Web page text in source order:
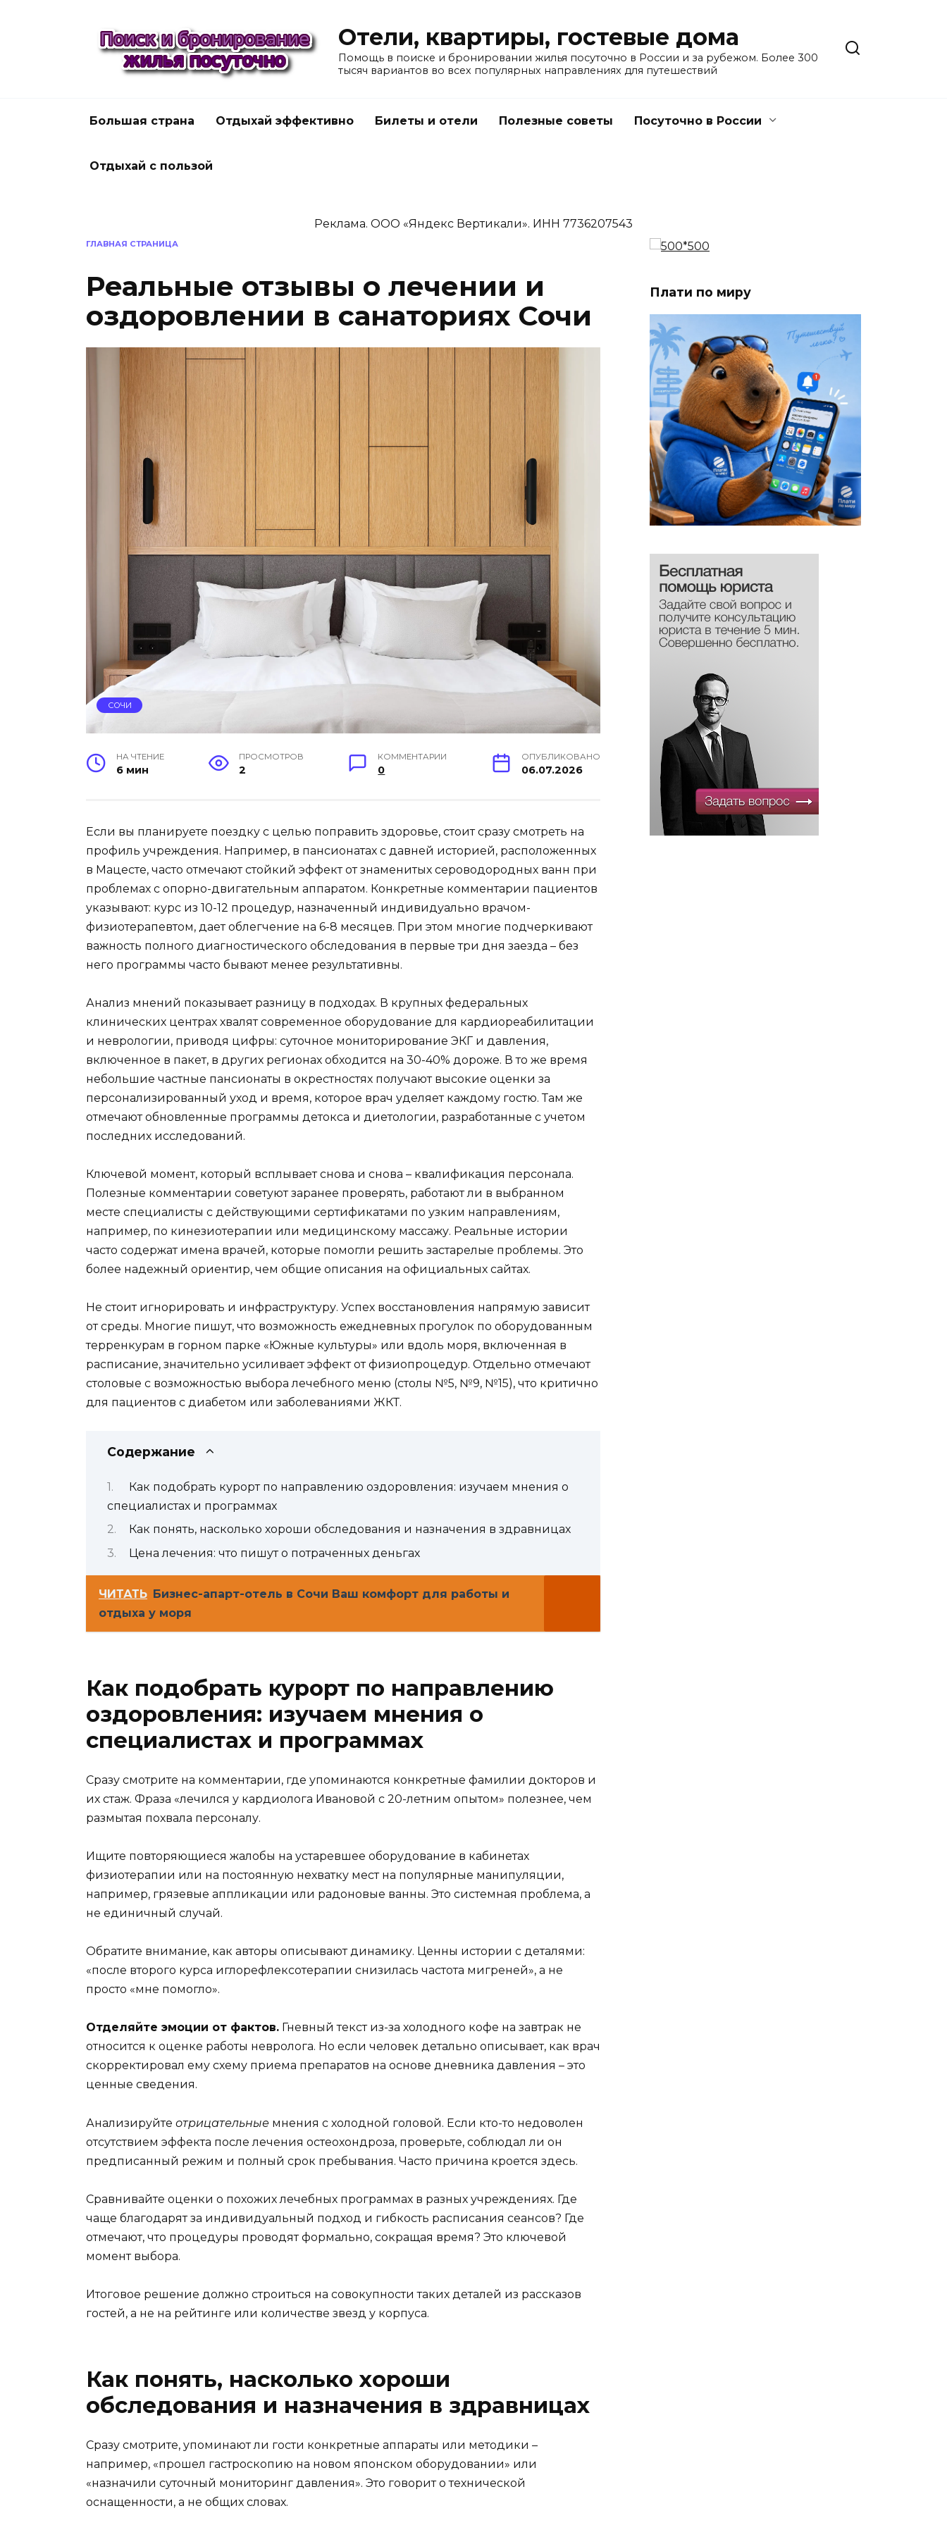
Отели, квартиры, гостевые дома
Помощь в поиске и бронировании жилья посуточно в России и за рубежом. Более 300
тысяч вариантов во всех популярных направлениях для путешествий
Большая страна Отдыхай эффективно Билеты и отели Полезные советы Посуточно в России
Отдыхай с пользой
Реклама. ООО «Яндекс Вертикали». ИНН 7736207543
ГЛАВНАЯ СТРАНИЦА
Реальные отзывы о лечении и
оздоровлении в санаториях Сочи
СОЧИ
НА ЧТЕНИЕ
6 мин
ПРОСМОТРОВ
2
КОММЕНТАРИИ
0
ОПУБЛИКОВАНО
06.07.2026
Если вы планируете поездку с целью поправить здоровье, стоит сразу смотреть на
профиль учреждения. Например, в пансионатах с давней историей, расположенных
в Мацесте, часто отмечают стойкий эффект от знаменитых сероводородных ванн при
проблемах с опорно-двигательным аппаратом. Конкретные комментарии пациентов
указывают: курс из 10-12 процедур, назначенный индивидуально врачом-
физиотерапевтом, дает облегчение на 6-8 месяцев. При этом многие подчеркивают
важность полного диагностического обследования в первые три дня заезда – без
него программы часто бывают менее результативны.
Анализ мнений показывает разницу в подходах. В крупных федеральных
клинических центрах хвалят современное оборудование для кардиореабилитации
и неврологии, приводя цифры: суточное мониторирование ЭКГ и давления,
включенное в пакет, в других регионах обходится на 30-40% дороже. В то же время
небольшие частные пансионаты в окрестностях получают высокие оценки за
персонализированный уход и время, которое врач уделяет каждому гостю. Там же
отмечают обновленные программы детокса и диетологии, разработанные с учетом
последних исследований.
Ключевой момент, который всплывает снова и снова – квалификация персонала.
Полезные комментарии советуют заранее проверять, работают ли в выбранном
месте специалисты с действующими сертификатами по узким направлениям,
например, по кинезиотерапии или медицинскому массажу. Реальные истории
часто содержат имена врачей, которые помогли решить застарелые проблемы. Это
более надежный ориентир, чем общие описания на официальных сайтах.
Не стоит игнорировать и инфраструктуру. Успех восстановления напрямую зависит
от среды. Многие пишут, что возможность ежедневных прогулок по оборудованным
терренкурам в горном парке «Южные культуры» или вдоль моря, включенная в
расписание, значительно усиливает эффект от физиопроцедур. Отдельно отмечают
столовые с возможностью выбора лечебного меню (столы №5, №9, №15), что критично
для пациентов с диабетом или заболеваниями ЖКТ.
Содержание
Как подобрать курорт по направлению оздоровления: изучаем мнения о
специалистах и программах
Как понять, насколько хороши обследования и назначения в здравницах
Цена лечения: что пишут о потраченных деньгах
ЧИТАТЬ Бизнес-апарт-отель в Сочи Ваш комфорт для работы и
отдыха у моря
Как подобрать курорт по направлению
оздоровления: изучаем мнения о
специалистах и программах
Сразу смотрите на комментарии, где упоминаются конкретные фамилии докторов и
их стаж. Фраза «лечился у кардиолога Ивановой с 20-летним опытом» полезнее, чем
размытая похвала персоналу.
Ищите повторяющиеся жалобы на устаревшее оборудование в кабинетах
физиотерапии или на постоянную нехватку мест на популярные манипуляции,
например, грязевые аппликации или радоновые ванны. Это системная проблема, а
не единичный случай.
Обратите внимание, как авторы описывают динамику. Ценны истории с деталями:
«после второго курса иглорефлексотерапии снизилась частота мигреней», а не
просто «мне помогло».
Отделяйте эмоции от фактов. Гневный текст из-за холодного кофе на завтрак не
относится к оценке работы невролога. Но если человек детально описывает, как врач
скорректировал ему схему приема препаратов на основе дневника давления – это
ценные сведения.
Анализируйте отрицательные мнения с холодной головой. Если кто-то недоволен
отсутствием эффекта после лечения остеохондроза, проверьте, соблюдал ли он
предписанный режим и полный срок пребывания. Часто причина кроется здесь.
Сравнивайте оценки о похожих лечебных программах в разных учреждениях. Где
чаще благодарят за индивидуальный подход и гибкость расписания сеансов? Где
отмечают, что процедуры проводят формально, сокращая время? Это ключевой
момент выбора.
Итоговое решение должно строиться на совокупности таких деталей из рассказов
гостей, а не на рейтинге или количестве звезд у корпуса.
Как понять, насколько хороши
обследования и назначения в здравницах
Сразу смотрите, упоминают ли гости конкретные аппараты или методики –
например, «прошел гастроскопию на новом японском оборудовании» или
«назначили суточный мониторинг давления». Это говорит о технической
оснащенности, а не общих словах.
Плати по миру